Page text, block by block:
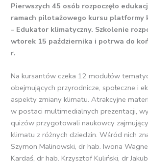
Pierwszych 45 osób rozpoczęło
ramach pilotażowego kursu platformy
– Edukator klimatyczny. Szkolenie
wtorek 15 października i potrwa do
r.
Na kursantów czeka 12 modułów
obejmujących przyrodnicze, społeczne i
aspekty zmiany klimatu. Atrakcyjne
w postaci multimedialnych prezentacji,
quizów przygotowali naukowcy
klimatu z różnych dziedzin. Wśród nich
Szymon Malinowski, dr hab. Iwona
Kardaś, dr hab. Krzysztof Kuliński, dr